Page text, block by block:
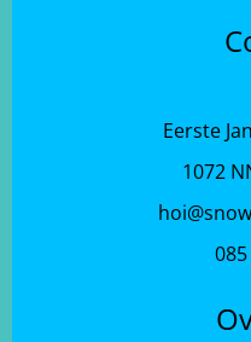
Eerste
1072